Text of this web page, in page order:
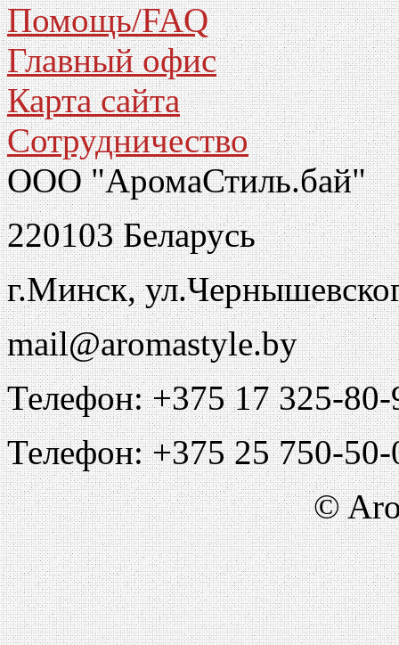
Помощь/FAQ
Главный офис
Карта сайта
Сотрудничество
ООО "АромаСтиль.бай"
220103 Беларусь
г.Минск,
mail@aromastyle.by
Телефон: +375 17 325-80-
Телефон: +375 25 750-50-
©